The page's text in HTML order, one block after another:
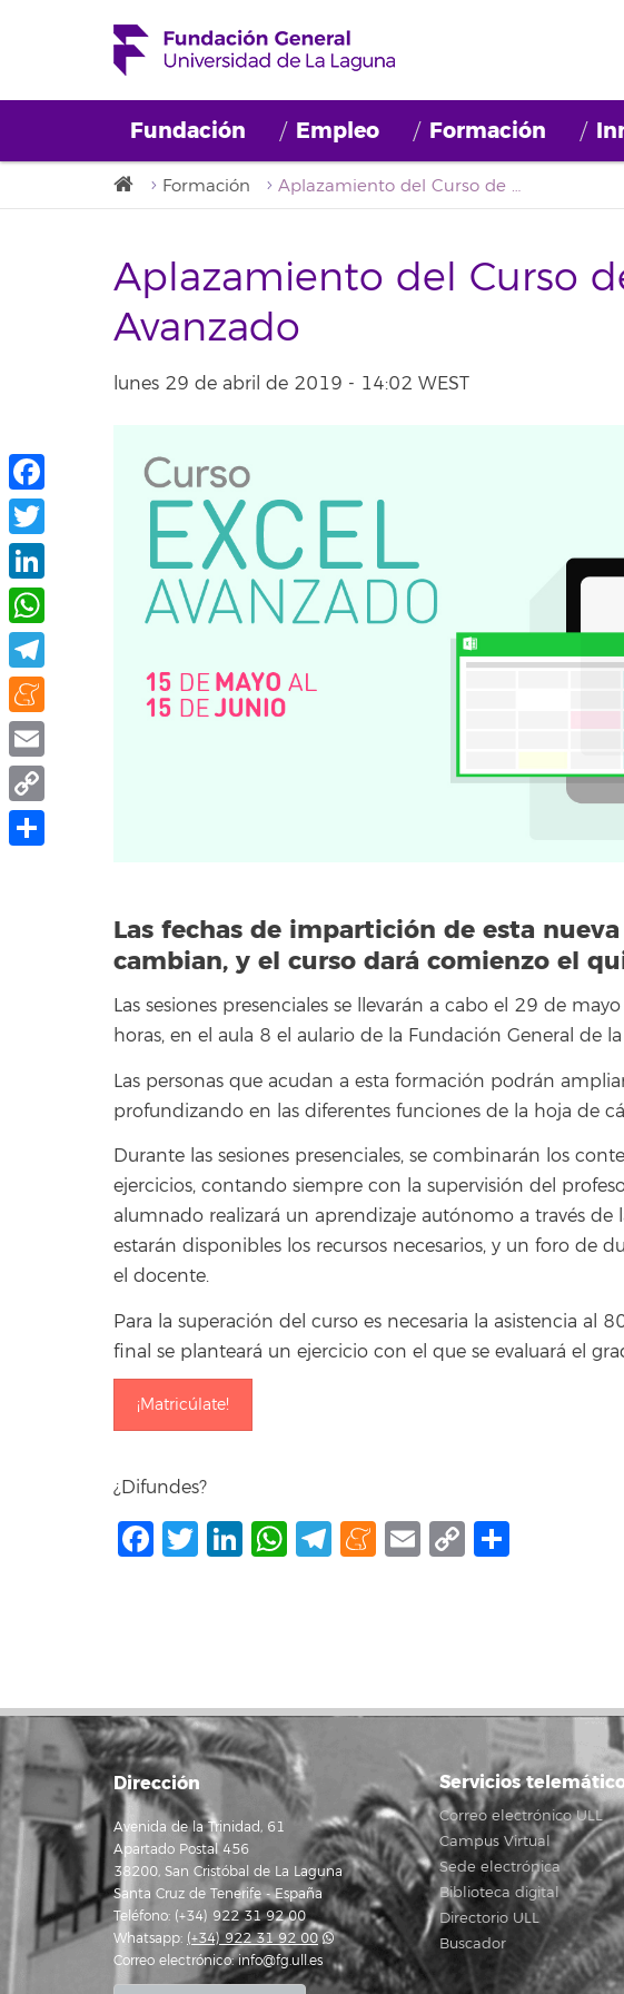
Fundación Empleo Formación
Formación Aplazamiento del Curso de Excel Avanzado
Aplazamiento del Curso
Avanzado
lunes 29 de abril de 2019 - 14:02 WEST
Las fechas de impartición de esta
cambian, y el curso dará comienzo el
Las sesiones presenciales se llevarán a cabo el 29 de
horas, en el aula 8 el aulario de la Fundación General de
Las personas que acudan a esta formación podrán
profundizando en las diferentes funciones de la hoja de
Durante las sesiones presenciales, se combinarán los
ejercicios, contando siempre con la supervisión del
alumnado realizará un aprendizaje autónomo a través de
estarán disponibles los recursos necesarios, y un foro de
el docente.
Para la superación del curso es necesaria la asistencia al
final se planteará un ejercicio con el que se evaluará el
¡Matricúlate!
¿Difundes?
Facebook
Twitter
LinkedIn
WhatsApp
Telegram
Meneame
Email
Copy
Dirección
Avenida de la Trinidad, 61
Apartado Postal 456
38200, San Cristóbal de La Laguna
Santa Cruz de Tenerife - España
Teléfono: (+34) 922 31 92 00
Whatsapp: (+34) 922 31 92 00
Correo electrónico:info@fg.ull.es
Servicios
Correo electrónico ULL
Campus Virtual
Sede electrónica
Biblioteca digital
Directorio ULL
Buscador
Facebook
Twitter
LinkedIn
WhatsApp
Telegram
Meneame
Email
Copy